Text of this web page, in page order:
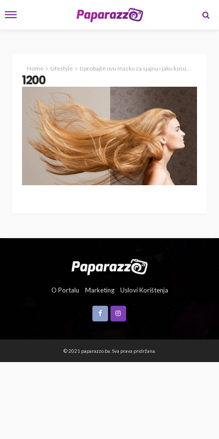
Home Lifestyle Isprobajte ovu masku za sjajnu i jaku kosu!
1200
O Portalu Marketing Uslovi Korištenja
© 2021 paparazzo.ba. Sva prava pridržana.